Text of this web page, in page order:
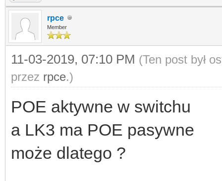
rpce
Member
11-03-2019, 07:10 PM (Ten post był
przez rpce.)
POE aktywne w switchu
a LK3 ma POE pasywne
może dlatego ?